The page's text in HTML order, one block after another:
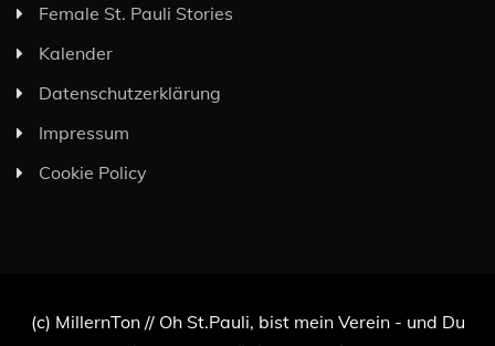
Female St. Pauli Stories
Kalender
Datenschutzerklärung
Impressum
Cookie Policy
(c) MillernTon // Oh St.Pauli, bist mein Verein - und Du